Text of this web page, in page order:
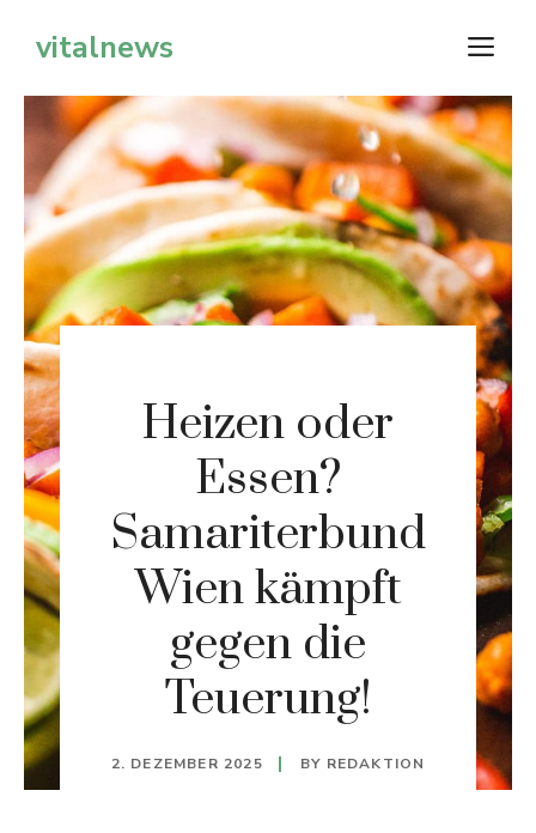
Inhaltvitalnews
Heizen oder
Essen?
Samariterbund
Wien kämpft
gegen die
Teuerung!
2. DEZEMBER 2025 BY REDAKTION